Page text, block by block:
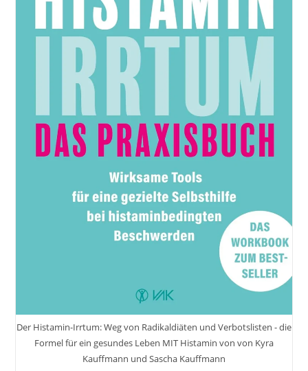
Films
#GedankenZumLeben
Der Histamin-Irrtum: Weg von Radikaldiäten und Verbotslisten - die
Formel für ein gesundes Leben MIT Histamin von von Kyra
Kauffmann und Sascha Kauffmann